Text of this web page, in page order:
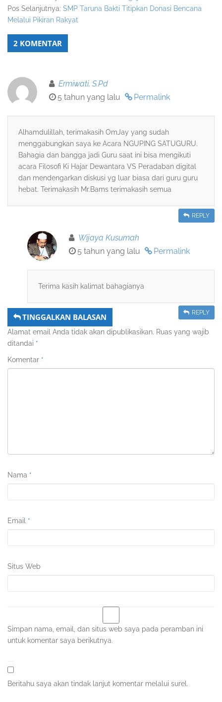
Pos Selanjutnya: SMP Taruna Bakti Titipkan Donasi Bencana
Melalui Pikiran Rakyat
2 KOMENTAR
Ermiwati, S.Pd
5 tahun yang lalu
Permalink
Alhamdulillah, terimakasih OmJay yang sudah
menggabungkan saya ke Acara NGUPING SATUGURU.
Bahagia dan bangga jadi Guru saat ini bisa mengikuti
acara Filosofi Ki Hajar Dewantara VS Peradaban digital
dan mendengarkan diskusi yg luar biasa dari guru guru
hebat. Terimakasih Mr.Bams terimakasih semua
REPLY
Wijaya Kusumah
5 tahun yang lalu
Permalink
Terima kasih kalimat bahagianya
REPLY
TINGGALKAN BALASAN
Alamat email Anda tidak akan dipublikasikan. Ruas yang wajib
ditandai *
Komentar *
Nama *
Email *
Situs Web
Simpan nama, email, dan situs web saya pada peramban ini
untuk komentar saya berikutnya.
Beritahu saya akan tindak lanjut komentar melalui surel.